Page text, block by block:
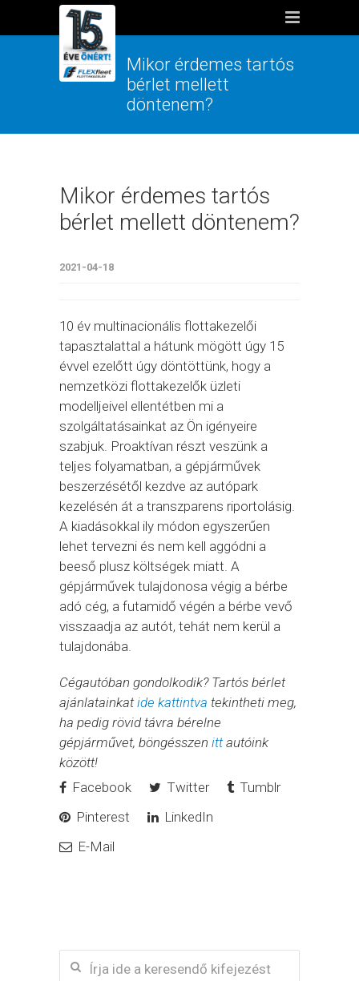
Mikor érdemes tartós
bérlet mellett
döntenem?
Mikor érdemes tartós
bérlet mellett döntenem?
2021-04-18
10 év multinacionális flottakezelői
tapasztalattal a hátunk mögött úgy 15
évvel ezelőtt úgy döntöttünk, hogy a
nemzetközi flottakezelők üzleti
modelljeivel ellentétben mi a
szolgáltatásainkat az Ön igényeire
szabjuk. Proaktívan részt veszünk a
teljes folyamatban, a gépjárművek
beszerzésétől kezdve az autópark
kezelésén át a transzparens riportolásig.
A kiadásokkal ily módon egyszerűen
lehet tervezni és nem kell aggódni a
beeső plusz költségek miatt. A
gépjárművek tulajdonosa végig a bérbe
adó cég, a futamidő végén a bérbe vevő
visszaadja az autót, tehát nem kerül a
tulajdonába.
Cégautóban gondolkodik? Tartós bérlet
ajánlatainkatide kattintva tekintheti meg,
ha pedig rövid távra bérelne
gépjárművet, böngésszen ittautóink
között!
Facebook
Twitter
Tumblr
Pinterest
LinkedIn
E-Mail